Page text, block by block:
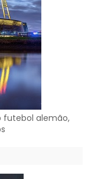
futebol alemão,